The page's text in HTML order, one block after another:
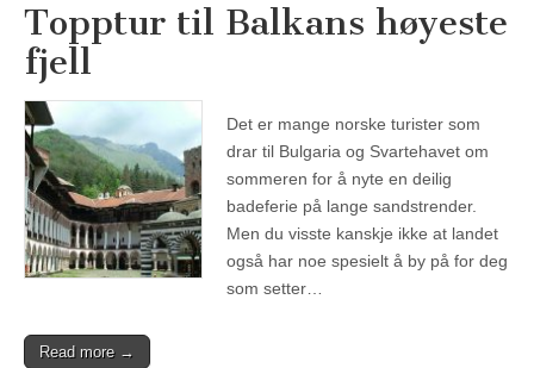
Topptur til Balkans høyeste
fjell
Det er mange norske turister som
drar til Bulgaria og Svartehavet om
sommeren for å nyte en deilig
badeferie på lange sandstrender.
Men du visste kanskje ikke at landet
også har noe spesielt å by på for deg
som setter…
Read more →